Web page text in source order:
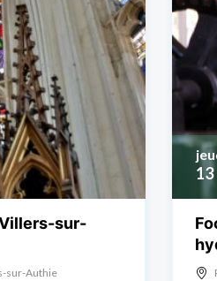
Villers-sur-
sur-Authie
13